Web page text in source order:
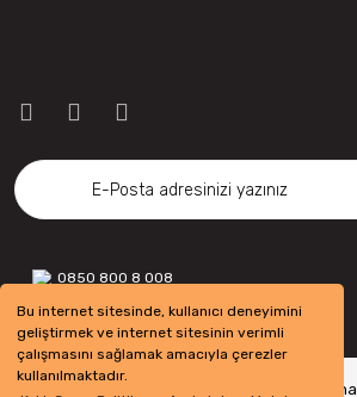
Bu internet sitesinde, kullanıcı deneyimini
geliştirmek ve internet sitesinin verimli
çalışmasını sağlamak amacıyla çerezler
kullanılmaktadır.
0850 800 8 008
Copyright 2022 © - otolastikavm.com - Tüm